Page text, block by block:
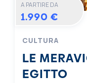
A PARTIRE DA
1.990 €
CULTURA
LE
EGITTO